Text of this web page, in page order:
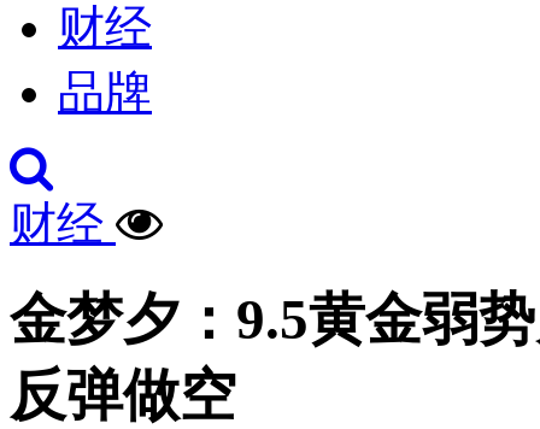
财经
品牌
财经
金梦夕：9.5黄金弱
反弹做空